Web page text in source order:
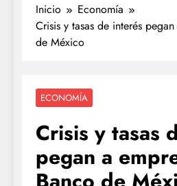
Inicio
Economía
Crisis y tasas de interés
de México
ECONOMÍA
Crisis y tasas
pegan a